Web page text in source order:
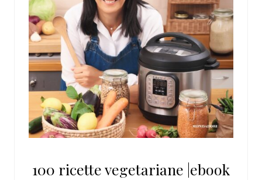
100 ricette vegetariane |ebook